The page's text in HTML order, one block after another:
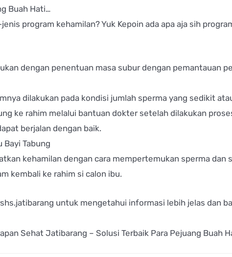
Buah Hati…
program kehamilan? Yuk Kepoin ada apa aja sih
dengan penentuan masa subur dengan pemantauan
dilakukan pada kondisi jumlah sperma yang sedikit
ke rahim melalui bantuan dokter setelah dilakukan
berjalan dengan baik.
Tabung
kehamilan dengan cara mempertemukan sperma
kembali ke rahim si calon ibu.
untuk mengetahui informasi lebih jelas dan
Sehat Jatibarang – Solusi Terbaik Para Pejuang Buah